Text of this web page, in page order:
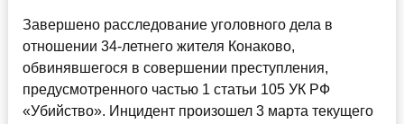
Завершено расследование уголовного дела в
отношении 34-летнего жителя Конаково,
обвинявшегося в совершении преступления,
предусмотренного частью 1 статьи 105 УК РФ
«Убийство». Инцидент произошел 3 марта текущего